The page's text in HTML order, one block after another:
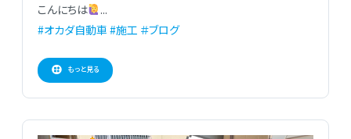
こんにちは
...
#オカダ自動車 #施工 ＃ブログ
もっと見る